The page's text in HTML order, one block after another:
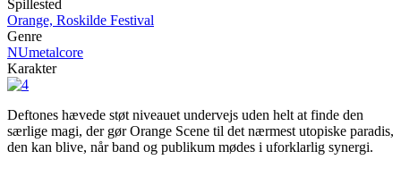
Spillested
Orange, Roskilde Festival
Genre
NUmetalcore
Karakter
Deftones hævede støt niveauet undervejs uden helt at finde den
særlige magi, der gør Orange Scene til det nærmest utopiske paradis,
den kan blive, når band og publikum mødes i uforklarlig synergi.